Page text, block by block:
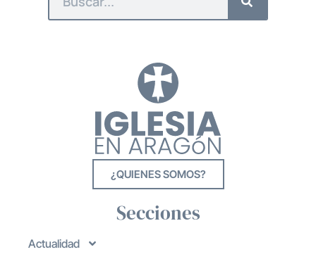
¿QUIENES SOMOS?
Secciones
Actualidad